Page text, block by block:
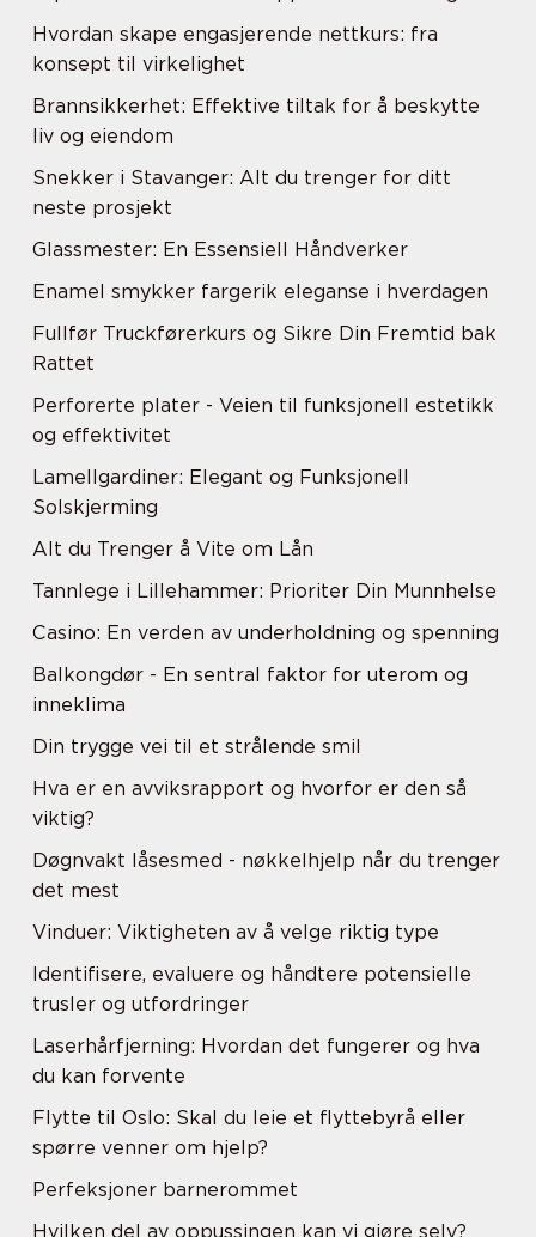
Hvordan skape engasjerende nettkurs: fra
konsept til virkelighet
Brannsikkerhet: Effektive tiltak for å beskytte
liv og eiendom
Snekker i Stavanger: Alt du trenger for ditt
neste prosjekt
Glassmester: En Essensiell Håndverker
Enamel smykker fargerik eleganse i hverdagen
Fullfør Truckførerkurs og Sikre Din Fremtid bak
Rattet
Perforerte plater - Veien til funksjonell estetikk
og effektivitet
Lamellgardiner: Elegant og Funksjonell
Solskjerming
Alt du Trenger å Vite om Lån
Tannlege i Lillehammer: Prioriter Din Munnhelse
Casino: En verden av underholdning og spenning
Balkongdør - En sentral faktor for uterom og
inneklima
Din trygge vei til et strålende smil
Hva er en avviksrapport og hvorfor er den så
viktig?
Døgnvakt låsesmed - nøkkelhjelp når du trenger
det mest
Vinduer: Viktigheten av å velge riktig type
Identifisere, evaluere og håndtere potensielle
trusler og utfordringer
Laserhårfjerning: Hvordan det fungerer og hva
du kan forvente
Flytte til Oslo: Skal du leie et flyttebyrå eller
spørre venner om hjelp?
Perfeksjoner barnerommet
Hvilken del av oppussingen kan vi gjøre selv?